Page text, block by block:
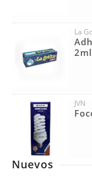
La
2ml
JVN
Nuevos